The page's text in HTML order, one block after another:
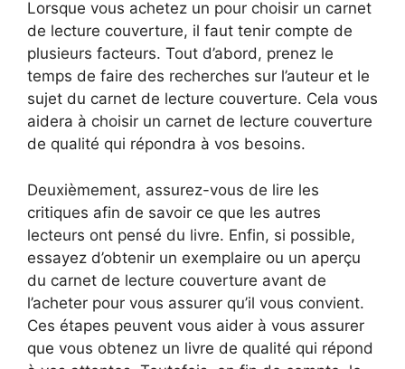
Lorsque vous achetez un pour choisir un carnet
de lecture couverture, il faut tenir compte de
plusieurs facteurs. Tout d’abord, prenez le
temps de faire des recherches sur l’auteur et le
sujet du carnet de lecture couverture. Cela vous
aidera à choisir un carnet de lecture couverture
de qualité qui répondra à vos besoins.
Deuxièmement, assurez-vous de lire les
critiques afin de savoir ce que les autres
lecteurs ont pensé du livre. Enfin, si possible,
essayez d’obtenir un exemplaire ou un aperçu
du carnet de lecture couverture avant de
l’acheter pour vous assurer qu’il vous convient.
Ces étapes peuvent vous aider à vous assurer
que vous obtenez un livre de qualité qui répond